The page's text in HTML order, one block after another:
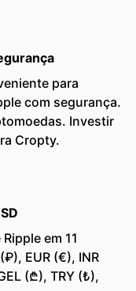
para
com segurança.
Investir
Cropty.
em 11
EUR (€), INR
(₾), TRY (₺),